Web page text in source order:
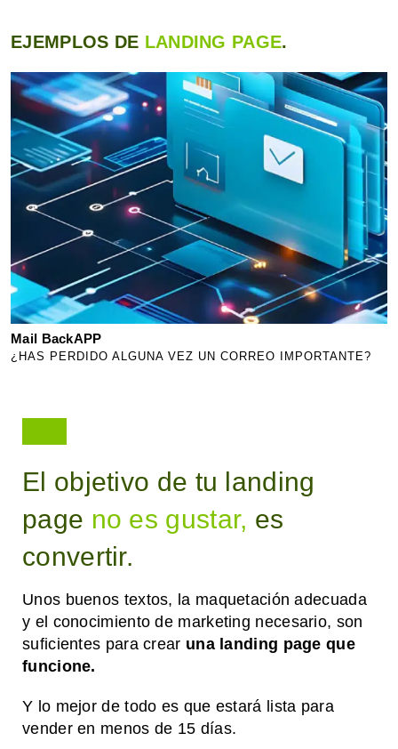
EJEMPLOS DE LANDING PAGE.
Mail BackAPP
¿HAS PERDIDO ALGUNA VEZ UN CORREO IMPORTANTE?
El objetivo de tu landing
page no es gustar, es
convertir.
Unos buenos textos, la maquetación adecuada
y el conocimiento de marketing necesario, son
suficientes para crear una landing page que
funcione.
Y lo mejor de todo es que estará lista para
vender en menos de 15 días.